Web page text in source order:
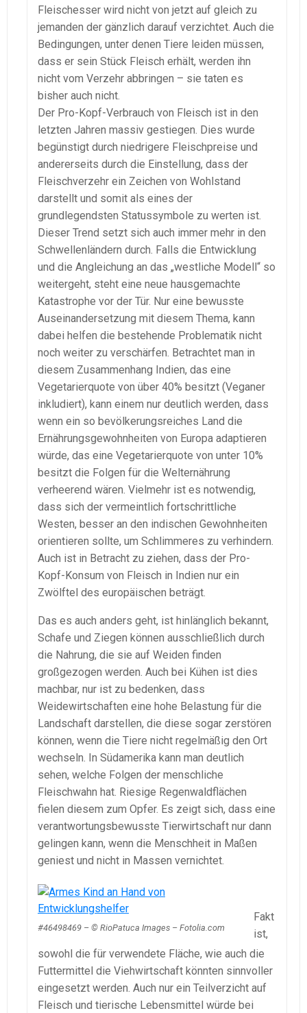
Fleischesser wird nicht von jetzt auf gleich zu
jemanden der gänzlich darauf verzichtet. Auch die
Bedingungen, unter denen Tiere leiden müssen,
dass er sein Stück Fleisch erhält, werden ihn
nicht vom Verzehr abbringen – sie taten es
bisher auch nicht.
Der Pro-Kopf-Verbrauch von Fleisch ist in den
letzten Jahren massiv gestiegen. Dies wurde
begünstigt durch niedrigere Fleischpreise und
andererseits durch die Einstellung, dass der
Fleischverzehr ein Zeichen von Wohlstand
darstellt und somit als eines der
grundlegendsten Statussymbole zu werten ist.
Dieser Trend setzt sich auch immer mehr in den
Schwellenländern durch. Falls die Entwicklung
und die Angleichung an das „westliche Modell“ so
weitergeht, steht eine neue hausgemachte
Katastrophe vor der Tür. Nur eine bewusste
Auseinandersetzung mit diesem Thema, kann
dabei helfen die bestehende Problematik nicht
noch weiter zu verschärfen. Betrachtet man in
diesem Zusammenhang Indien, das eine
Vegetarierquote von über 40% besitzt (Veganer
inkludiert), kann einem nur deutlich werden, dass
wenn ein so bevölkerungsreiches Land die
Ernährungsgewohnheiten von Europa adaptieren
würde, das eine Vegetarierquote von unter 10%
besitzt die Folgen für die Welternährung
verheerend wären. Vielmehr ist es notwendig,
dass sich der vermeintlich fortschrittliche
Westen, besser an den indischen Gewohnheiten
orientieren sollte, um Schlimmeres zu verhindern.
Auch ist in Betracht zu ziehen, dass der Pro-
Kopf-Konsum von Fleisch in Indien nur ein
Zwölftel des europäischen beträgt.
Das es auch anders geht, ist hinlänglich bekannt,
Schafe und Ziegen können ausschließlich durch
die Nahrung, die sie auf Weiden finden
großgezogen werden. Auch bei Kühen ist dies
machbar, nur ist zu bedenken, dass
Weidewirtschaften eine hohe Belastung für die
Landschaft darstellen, die diese sogar zerstören
können, wenn die Tiere nicht regelmäßig den Ort
wechseln. In Südamerika kann man deutlich
sehen, welche Folgen der menschliche
Fleischwahn hat. Riesige Regenwaldflächen
fielen diesem zum Opfer. Es zeigt sich, dass eine
verantwortungsbewusste Tierwirtschaft nur dann
gelingen kann, wenn die Menschheit in Maßen
geniest und nicht in Massen vernichtet.
#46498469 – © RioPatuca Images – Fotolia.com
Fakt
ist,
sowohl die für verwendete Fläche, wie auch die
Futtermittel die Viehwirtschaft könnten sinnvoller
eingesetzt werden. Auch nur ein Teilverzicht auf
Fleisch und tierische Lebensmittel würde bei